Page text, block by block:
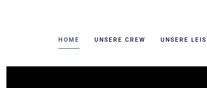
HOME UNSERE CREW UNSERE
Videozusammenschnitt, der Referenzen aus unserem